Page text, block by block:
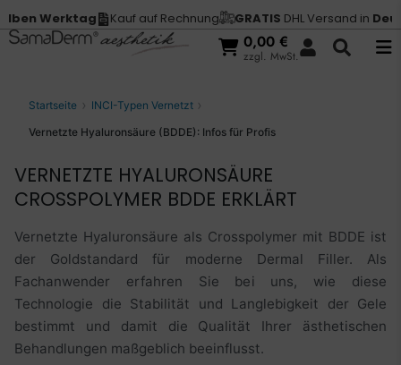
Werktag Kauf auf Rechnung GRATISDHL Versand in
0,00 €
zzgl. MwSt.
Startseite INCI-Typen Vernetzt
Vernetzte Hyaluronsäure (BDDE): Infos für Profis
VERNETZTE HYALURONSÄURE
CROSSPOLYMER BDDE ERKLÄRT
Vernetzte Hyaluronsäure als Crosspolymer mit BDDE ist
der Goldstandard für moderne Dermal Filler. Als
Fachanwender erfahren Sie bei uns, wie diese
Technologie die Stabilität und Langlebigkeit der Gele
bestimmt und damit die Qualität Ihrer ästhetischen
Behandlungen maßgeblich beeinflusst.